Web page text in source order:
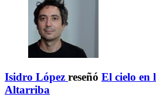
Isidro López reseñó El cielo en
Altarriba